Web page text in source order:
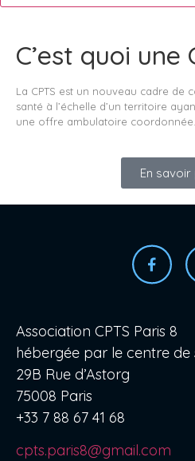
C’est quoi une
La CPTS est un nouveau cadre de
santé à l’échelle d’un territoire
une offre ambulatoire coordonnée.
En savoir
Association CPTS Paris 8
hébergée par le centre de
29B Rue d’Astorg
75008 Paris
+33 7 88 67 41 68
cpts.paris8@gmail.com